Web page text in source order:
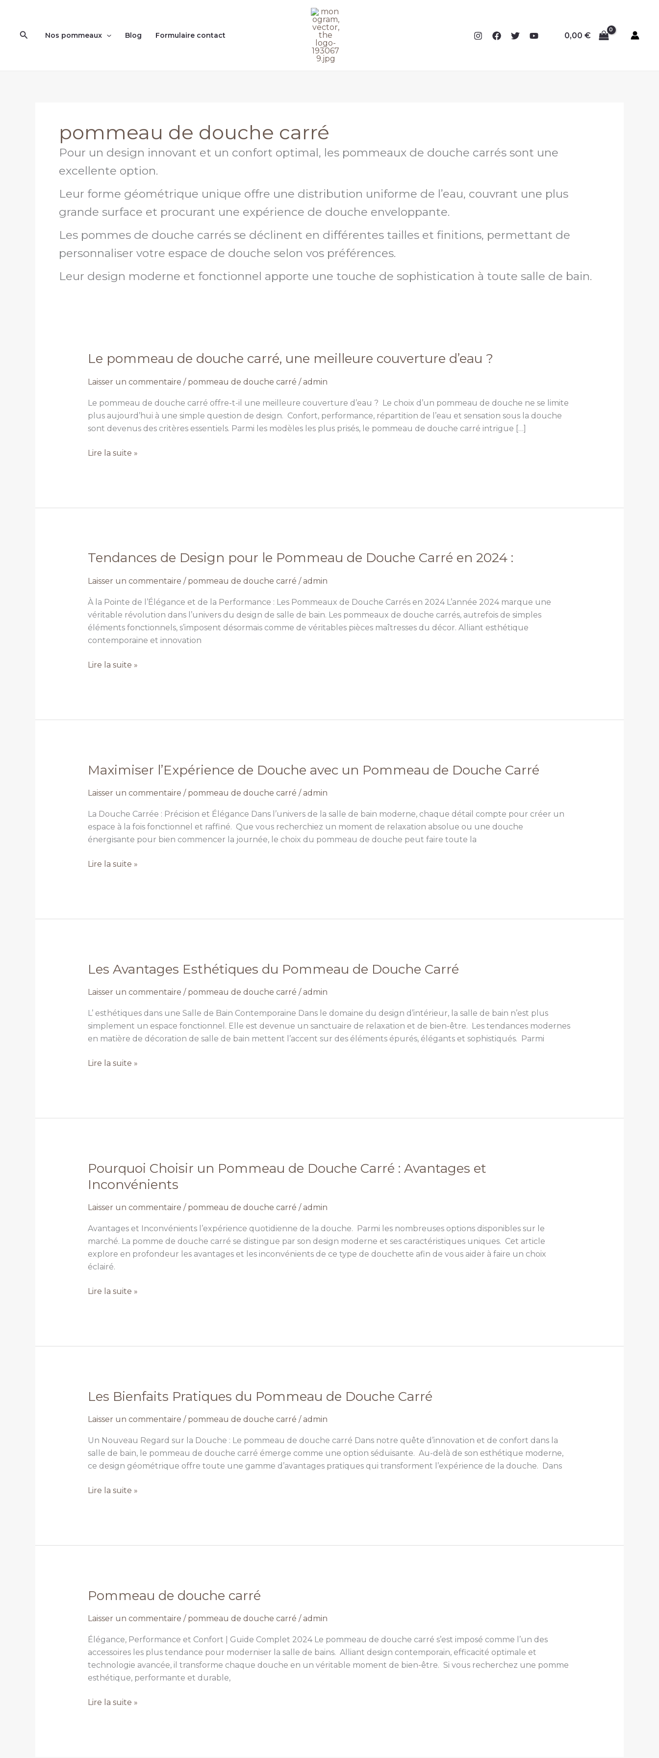
contenuRechercherNos pommeaux Blog Formulaire contact 0,00 €
pommeau de douche carré
Pour un design innovant et un confort optimal, les pommeaux de douche carrés sont une
excellente option.
Leur forme géométrique unique offre une distribution uniforme de l’eau, couvrant une plus
grande surface et procurant une expérience de douche enveloppante.
Les pommes de douche carrés se déclinent en différentes tailles et finitions, permettant de
personnaliser votre espace de douche selon vos préférences.
Leur design moderne et fonctionnel apporte une touche de sophistication à toute salle de bain.
Le pommeau de douche carré, une meilleure couverture d’eau ?
Laisser un commentaire / pommeau de douche carré /admin
Le pommeau de douche carré offre-t-il une meilleure couverture d’eau ? Le choix d’un pommeau de douche ne se limite
plus aujourd’hui à une simple question de design. Confort, performance, répartition de l’eau et sensation sous la douche
sont devenus des critères essentiels. Parmi les modèles les plus prisés, le pommeau de douche carré intrigue […]
Le
de
carré,
une
meilleure
d’eau
Lire la suite »
Tendances de Design pour le Pommeau de Douche Carré en 2024 :
Laisser un commentaire / pommeau de douche carré /admin
À la Pointe de l’Élégance et de la Performance : Les Pommeaux de Douche Carrés en 2024 L’année 2024 marque une
véritable révolution dans l’univers du design de salle de bain. Les pommeaux de douche carrés, autrefois de simples
éléments fonctionnels, s’imposent désormais comme de véritables pièces maîtresses du décor. Alliant esthétique
contemporaine et innovation
Tendances
Design
le
Pommeau
de
Douche
en
Lire la suite »
Maximiser l’Expérience de Douche avec un Pommeau de Douche Carré
Laisser un commentaire / pommeau de douche carré /admin
La Douche Carrée : Précision et Élégance Dans l’univers de la salle de bain moderne, chaque détail compte pour créer un
espace à la fois fonctionnel et raffiné. Que vous recherchiez un moment de relaxation absolue ou une douche
énergisante pour bien commencer la journée, le choix du pommeau de douche peut faire toute la
Maximiser
de
avec
un
Pommeau
Douche
Lire la suite »
Les Avantages Esthétiques du Pommeau de Douche Carré
Laisser un commentaire / pommeau de douche carré /admin
L’ esthétiques dans une Salle de Bain Contemporaine Dans le domaine du design d’intérieur, la salle de bain n’est plus
simplement un espace fonctionnel. Elle est devenue un sanctuaire de relaxation et de bien-être. Les tendances modernes
en matière de décoration de salle de bain mettent l’accent sur des éléments épurés, élégants et sophistiqués. Parmi
Les
Esthétiques
Pommeau
de
Douche
Lire la suite »
Pourquoi Choisir un Pommeau de Douche Carré : Avantages et
Inconvénients
Laisser un commentaire / pommeau de douche carré /admin
Avantages et Inconvénients l’expérience quotidienne de la douche. Parmi les nombreuses options disponibles sur le
marché. La pomme de douche carré se distingue par son design moderne et ses caractéristiques uniques. Cet article
explore en profondeur les avantages et les inconvénients de ce type de douchette afin de vous aider à faire un choix
éclairé.
Pourquoi
Choisir
un
Pommeau
Douche
Carré
:
Avantages
Inconvénients
Lire la suite »
Les Bienfaits Pratiques du Pommeau de Douche Carré
Laisser un commentaire / pommeau de douche carré /admin
Un Nouveau Regard sur la Douche : Le pommeau de douche carré Dans notre quête d’innovation et de confort dans la
salle de bain, le pommeau de douche carré émerge comme une option séduisante. Au-delà de son esthétique moderne,
ce design géométrique offre toute une gamme d’avantages pratiques qui transforment l’expérience de la douche. Dans
Les
Pratiques
Pommeau
de
Douche
Lire la suite »
Pommeau de douche carré
Laisser un commentaire / pommeau de douche carré /admin
Élégance, Performance et Confort | Guide Complet 2024 Le pommeau de douche carré s’est imposé comme l’un des
accessoires les plus tendance pour moderniser la salle de bains. Alliant design contemporain, efficacité optimale et
technologie avancée, il transforme chaque douche en un véritable moment de bien-être. Si vous recherchez une pomme
esthétique, performante et durable,
Pommeau
douche
Lire la suite »